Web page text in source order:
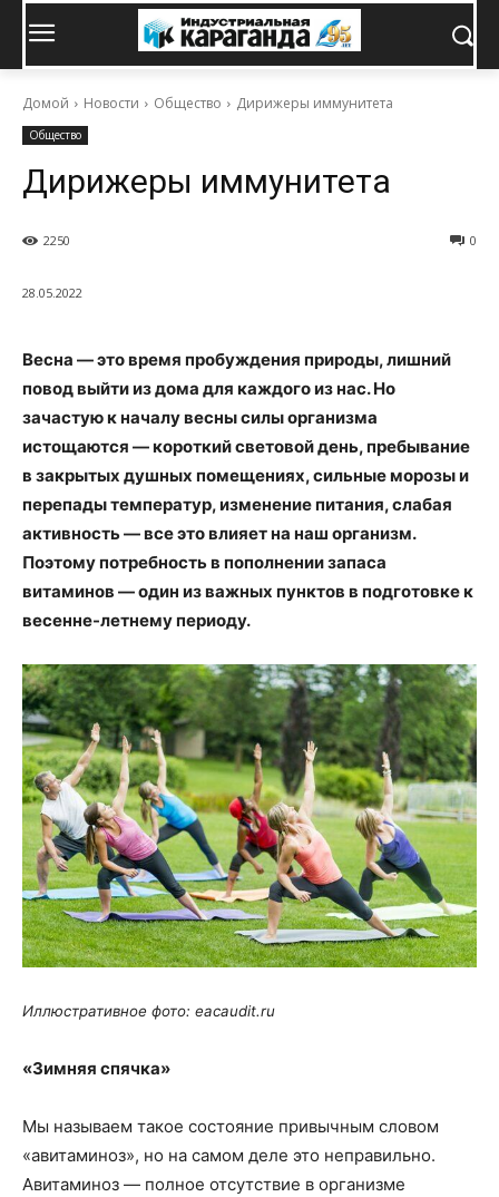
Домой Новости Общество Дирижеры иммунитета
Общество
Дирижеры иммунитета
0
2250
28.05.2022
Весна — это время пробуждения природы, лишний
повод выйти из дома для каждого из нас. Но
зачастую к началу весны силы организма
истощаются — короткий световой день, пребывание
в закрытых душных помещениях, сильные морозы и
перепады температур, изменение питания, слабая
активность — все это влияет на наш организм.
Поэтому потребность в пополнении запаса
витаминов — один из важных пунктов в подготовке к
весенне-летнему периоду.
Иллюстративное фото: eacaudit.ru
«Зимняя спячка»
Мы называем такое состояние привычным словом
«авитаминоз», но на самом деле это неправильно.
Авитаминоз — полное отсутствие в организме